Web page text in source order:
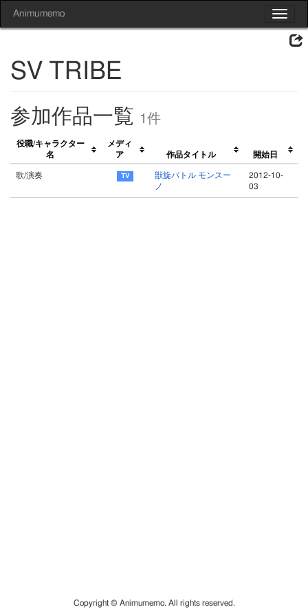
Toggle
Animumemo
SV TRIBE
参加作品一覧 1件
役職/キャラクター
名
メディ
ア
作品タイトル 開始日
歌/演奏
獣旋バトル モンスー
ノ
2012-10-
03
Copyright © Animumemo. All rights reserved.